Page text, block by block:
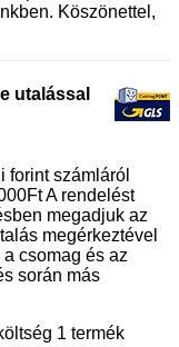
Köszönettel,
utalással
forint számláról
A rendelést
megadjuk az
megérkeztével
csomag és az
során más
1 termék